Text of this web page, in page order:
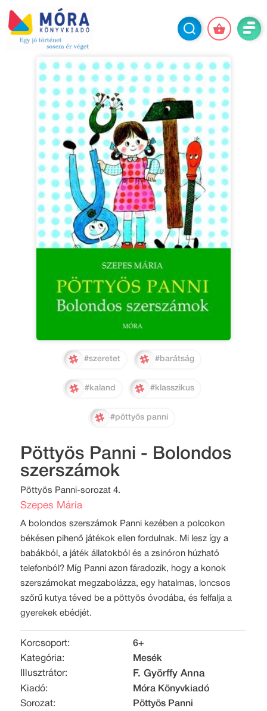
#szeretet #barátság
#kaland #klasszikus
#pöttyös panni
Pöttyös Panni - Bolondos
szerszámok
Pöttyös Panni-sorozat 4.
Szepes Mária
A bolondos szerszámok Panni kezében a polcokon
békésen pihenő játékok ellen fordulnak. Mi lesz így a
babákból, a játék állatokból és a zsinóron húzható
telefonból? Míg Panni azon fáradozik, hogy a konok
szerszámokat megzabolázza, egy hatalmas, loncsos
szőrű kutya téved be a pöttyös óvodába, és felfalja a
gyerekek ebédjét.
Korcsoport:
6+
Kategória:
Mesék
Illusztrátor:
F. Györffy Anna
Kiadó:
Móra Könyvkiadó
Sorozat:
Pöttyös Panni